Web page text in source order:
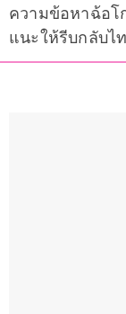
ความข้อหาฉ้อโ
แนะให้รีบกลับไ